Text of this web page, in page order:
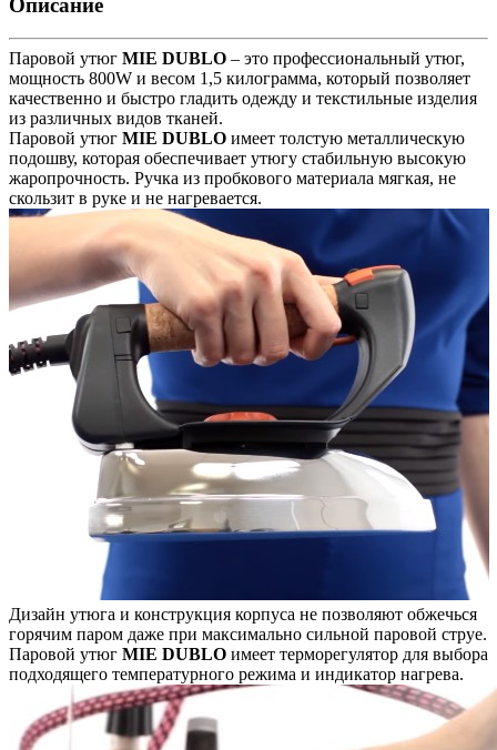
Паровой утюг MIE DUBLO – это профессиональный утюг,
мощность 800W и весом 1,5 килограмма, который позволяет
качественно и быстро гладить одежду и текстильные изделия
из различных видов тканей.
Паровой утюг MIE DUBLO имеет толстую металлическую
подошву, которая обеспечивает утюгу стабильную высокую
жаропрочность. Ручка из пробкового материала мягкая, не
скользит в руке и не нагревается.
Дизайн утюга и конструкция корпуса не позволяют обжечься
горячим паром даже при максимально сильной паровой струе.
Паровой утюг MIE DUBLO имеет терморегулятор для выбора
подходящего температурного режима и индикатор нагрева.